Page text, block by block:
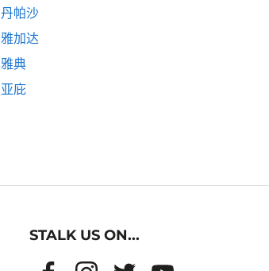
丹帕沙
雅加达
雅典
亚庇
STALK US ON...